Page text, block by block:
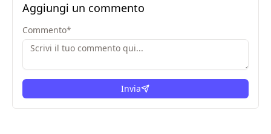
Aggiungi un commento
Commento*
Invia